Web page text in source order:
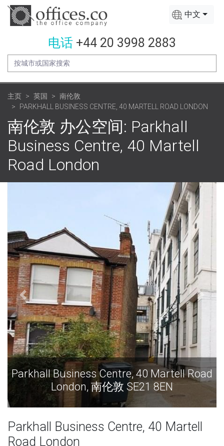
中文
电话 +44 20 3998 2883
主页 英国
南伦敦
PARKHALL BUSINESS CENTRE, 40 MARTELL ROAD LONDON
南伦敦 办公空间: Parkhall
Business Centre, 40 Martell
Road London
Business Centre, 40 Martell Road
London, 南伦敦 SE21 8EN
Parkhall Business Centre, 40 Martell
Road London